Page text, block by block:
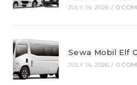
JULY 14, 2026 / 0
Sewa Mobil Elf
JULY 14, 2026 / 0